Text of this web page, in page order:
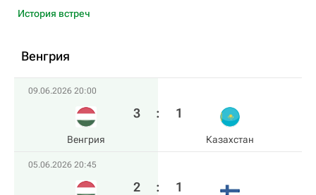
История встреч
Венгрия
09.06.2026 20:00
Венгрия
3 : 1
Казахстан
05.06.2026 20:45
2 : 1